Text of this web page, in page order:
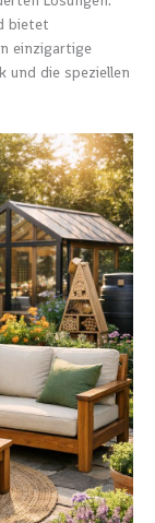
bietet
einzigartige
und die speziellen